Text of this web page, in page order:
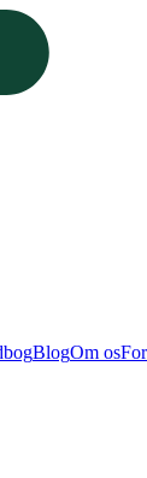
BlogOm os